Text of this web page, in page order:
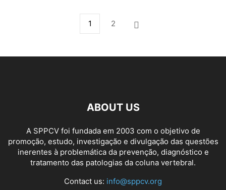
1 2
ABOUT US
A SPPCV foi fundada em 2003 com o objetivo de
promoção, estudo, investigação e divulgação das questões
inerentes à problemática da prevenção, diagnóstico e
tratamento das patologias da coluna vertebral.
Contact us: info@sppcv.org